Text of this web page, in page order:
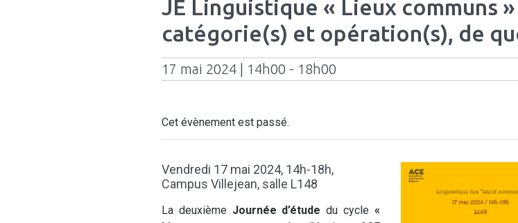
JE Linguistique « Lieux communs
catégorie(s) et opération(s), de
17 mai 2024 | 14h00 - 18h00
Cet évènement est passé.
Vendredi 17 mai 2024, 14h-18h,
Campus Villejean, salle L148
La deuxièmeJournée d’étudedu cycle «